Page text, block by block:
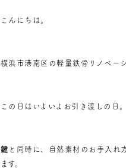
こんにちは。
横浜市港南区の軽量鉄骨リノベー
この日はいよいよお引き渡しの日。
鍵 と同時に、自然素材のお手入れ
ます。